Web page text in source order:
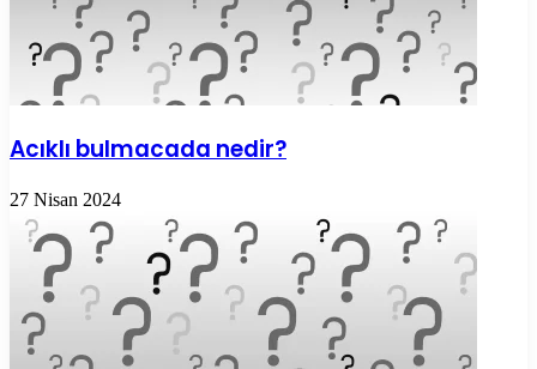
Acıklı bulmacada nedir?
27 Nisan 2024